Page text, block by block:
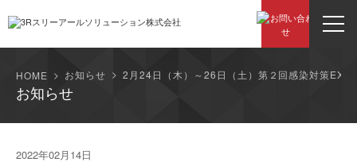
HOME お知らせ 2月24日（木）～26日（土）第２回感染対策
お知らせ
2022年02月14日